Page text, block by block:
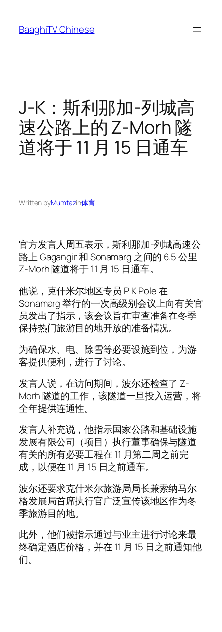
content
BaaghiTV Chinese
J-K：斯利那加-列城高
速公路上的 Z-Morh 隧
道将于 11 月 15 日通车
Written byMumtazin体育
官方发言人周五表示，斯利那加-列城高速公
路上 Gagangir 和 Sonamarg 之间的 6.5 公里
Z-Morh 隧道将于 11 月 15 日通车。
他说，克什米尔地区专员 P K Pole 在
Sonamarg 举行的一次高级别会议上向有关官
员发出了指示，该会议旨在审查准备在冬季
保持热门旅游目的地开放的准备情况。
为确保水、电、除雪等必要设施到位，为游
客提供便利，进行了讨论。
发言人说，在访问期间，波尔还检查了 Z-
Morh 隧道的工作，该隧道一旦投入运营，将
全年提供连通性。
发言人补充说，他指示国家公路和基础设施
发展有限公司（项目）执行董事确保与隧道
有关的所有必要工程在 11 月第二周之前完
成，以便在 11 月 15 日之前通车。
波尔还要求克什米尔旅游局局长兼索纳马尔
格发展局首席执行官广泛宣传该地区作为冬
季旅游目的地。
此外，他们被指示通过与业主进行讨论来最
终确定酒店价格，并在 11 月 15 日之前通知他
们。